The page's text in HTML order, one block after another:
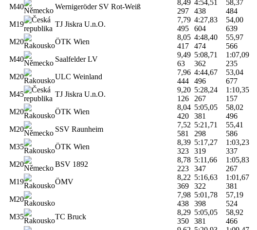
M40 Wernigeröder SV Rot-Weiß
8,49
297
4:54,51
438
58,37
484
M19 TJ Jiskra U.n.O.
7,79
495
4:27,83
604
54,00
639
M20 ÖTK Wien
8,05
417
4:48,40
474
55,97
566
M40 Saalfelder LV
9,49
63
5:08,71
362
1:07,09
235
M20 ULC Weinland
7,96
444
4:44,67
496
53,04
677
M45 TJ Jiskra U.n.O.
9,20
126
5:28,24
267
1:10,35
157
M20 ÖTK Wien
8,04
420
5:05,05
381
58,02
496
M20 SSV Raunheim
7,52
581
5:21,71
298
55,41
586
M35 ÖTK Wien
8,39
323
5:17,27
319
1:03,23
337
M20 BSV 1892
8,78
223
5:11,66
347
1:05,83
267
M19 ÖMV
8,22
369
5:16,63
322
1:01,67
381
M20
7,98
438
5:01,78
398
57,19
524
M35 TC Bruck
8,29
350
5:05,05
381
58,92
466